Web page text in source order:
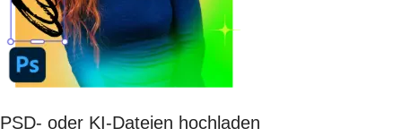
PSD- oder KI-Dateien hochladen